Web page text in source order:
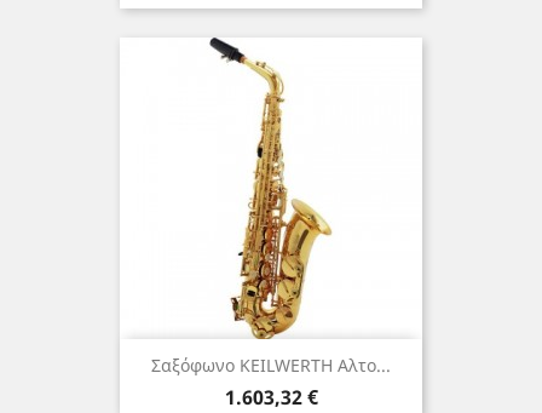
Σαξόφωνο KEILWERTH Αλτο...
Τιμή
1.603,32 €